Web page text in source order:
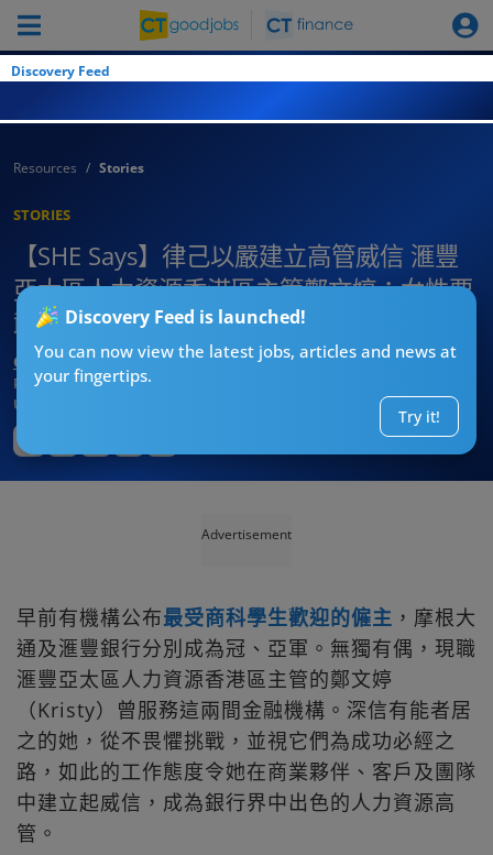
Discovery Feed
Discovery Feed is launched!
You can now view the latest jobs, articles and news at
your fingertips.
Try it!
Resources Stories
STORIES
【SHE Says】律己以嚴建立高管威信 滙豐
亞太區人力資源香港區主管鄭文婷：女性要
敢於Speak up！
CTgoodjobs’ Editor
Published:2023-12-18
Updated:
Advertisement
早前有機構公布最受商科學生歡迎的僱主 ，摩根大
通及滙豐銀行分別成為冠、亞軍。無獨有偶，現職
滙豐亞太區人力資源香港區主管的鄭文婷
（Kristy）曾服務這兩間金融機構。深信有能者居
之的她，從不畏懼挑戰，並視它們為成功必經之
路，如此的工作態度令她在商業夥伴、客戶及團隊
中建立起威信，成為銀行界中出色的人力資源高
管。